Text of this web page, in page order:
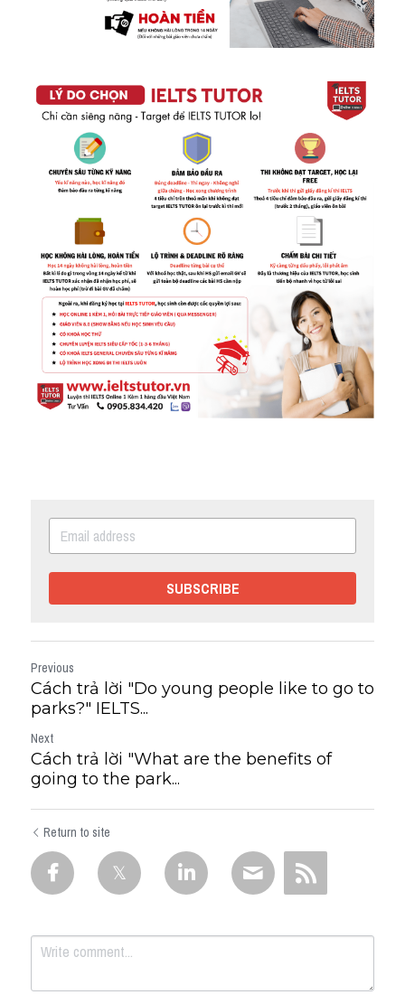
SUBSCRIBE
Previous
Cách trả lời "Do young people like to go to
parks?" IELTS...
Next
Cách trả lời "What are the benefits of
going to the park...
Return to site